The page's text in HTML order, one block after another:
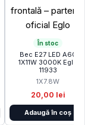
În stoc
Bec E27 LED A60
1X11W 3000K Eglo
11933
1X7.8W
20,00 lei
Adaugă în coș